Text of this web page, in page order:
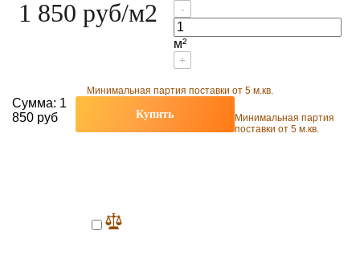
1 850 руб/м2 -
м²
+
Минимальная партия поставки от 5 м.кв.
Сумма: 1
850 руб
Купить
Минимальная партия
поставки от 5 м.кв.